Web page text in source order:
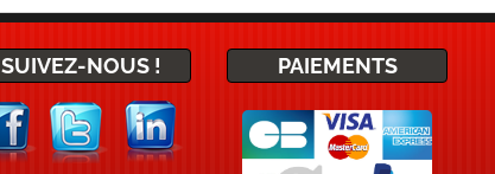
SUIVEZ-NOUS ! PAIEMENTS